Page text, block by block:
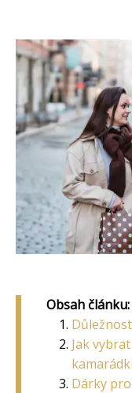
Obsah článku:
Jak
Dárky